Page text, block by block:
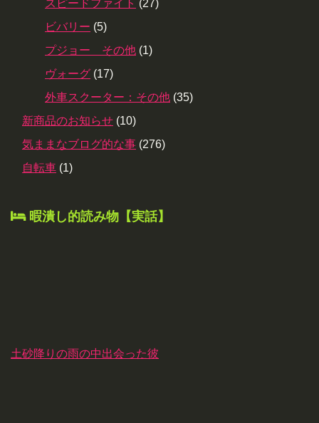
スピードファイト (27)
ビバリー (5)
プジョー その他 (1)
ヴォーグ (17)
外車スクーター：その他 (35)
新商品のお知らせ (10)
気ままなブログ的な事 (276)
自転車 (1)
暇潰し的読み物【実話】
土砂降りの雨の中出会った彼